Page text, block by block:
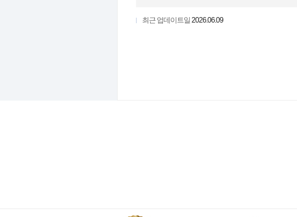
최근 업데이트일 2026.06.09